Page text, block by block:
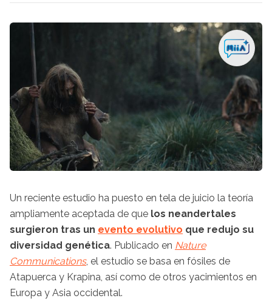
Un reciente estudio ha puesto en tela de juicio la teoría
ampliamente aceptada de que los neandertales
surgieron tras un evento evolutivo que redujo su
diversidad genética. Publicado en Nature
Communications, el estudio se basa en fósiles de
Atapuerca y Krapina, así como de otros yacimientos en
Europa y Asia occidental.